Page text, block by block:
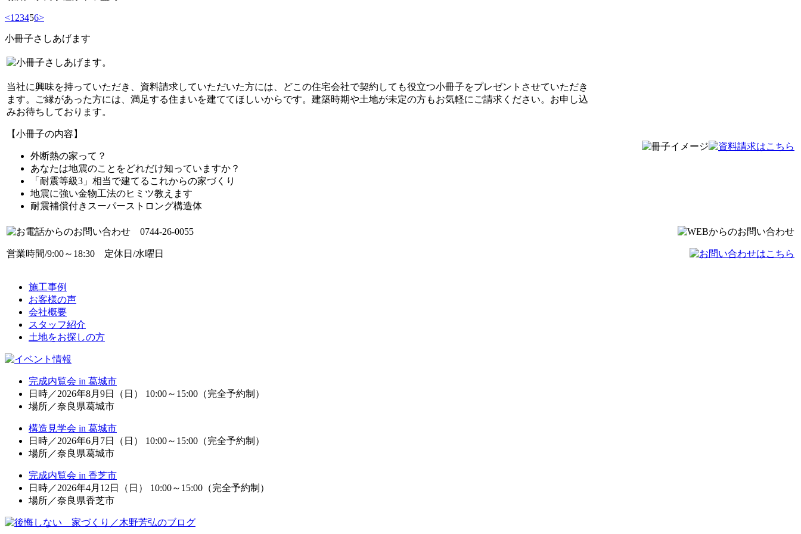
<1 23456>
小冊子さしあげます
当社に興味を持っていただき、資料請求していただいた方には、どこの住宅会社で契約しても役立つ小冊子をプレゼントさせていただき
ます。ご縁があった方には、満足する住まいを建ててほしいからです。建築時期や土地が未定の方もお気軽にご請求ください。お申し込
みお待ちしております。
【小冊子の内容】
外断熱の家って？
あなたは地震のことをどれだけ知っていますか？
「耐震等級3」相当で建てるこれからの家づくり
地震に強い金物工法のヒミツ教えます
耐震補償付きスーパーストロング構造体
営業時間/9:00～18:30 定休日/水曜日
施工事例
お客様の声
会社概要
スタッフ紹介
土地をお探しの方
完成内覧会 in 葛城市
日時／2026年8月9日（日） 10:00～15:00（完全予約制）
場所／奈良県葛城市
構造見学会 in 葛城市
日時／2026年6月7日（日） 10:00～15:00（完全予約制）
場所／奈良県葛城市
完成内覧会 in 香芝市
日時／2026年4月12日（日） 10:00～15:00（完全予約制）
場所／奈良県香芝市